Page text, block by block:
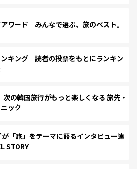
ワード みんなで選ぶ、旅のベスト。
キング 読者の投票をもとにランキン
の韓国旅行がもっと楽しくなる 旅先・
ック
「旅」をテーマに語るインタビュー連
STORY